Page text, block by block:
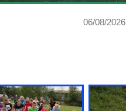
06/08/2026